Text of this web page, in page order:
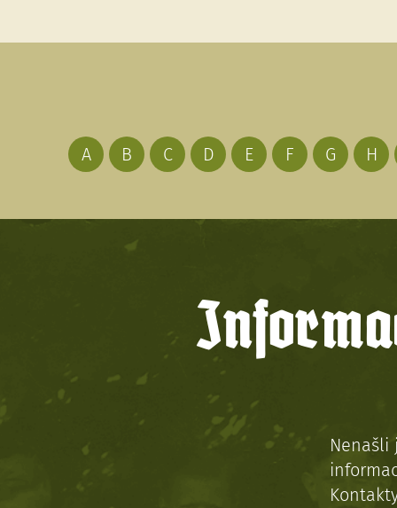
A B C D E F G H
Nenašli